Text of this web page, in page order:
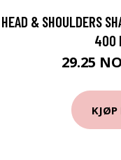
HEAD & SHOULDERS
400
29.25
KJØP